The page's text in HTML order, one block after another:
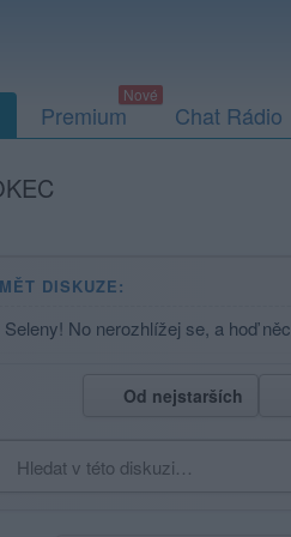
Premium Chat Rádio
DISKUZE:
Seleny! No nerozhlížej se, a hoď
Od nejstarších